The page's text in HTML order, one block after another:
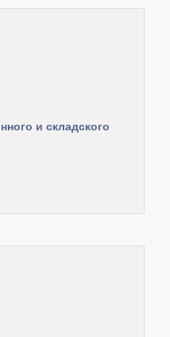
и складского